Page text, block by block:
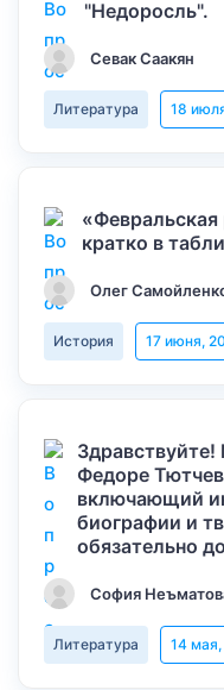
"Недоросль".
Севак Саакян
Литература 18
«Февральская
кратко в
Олег
История 17 июня,
Федоре
включающий
биографии и
обязательно
София
Литература 14